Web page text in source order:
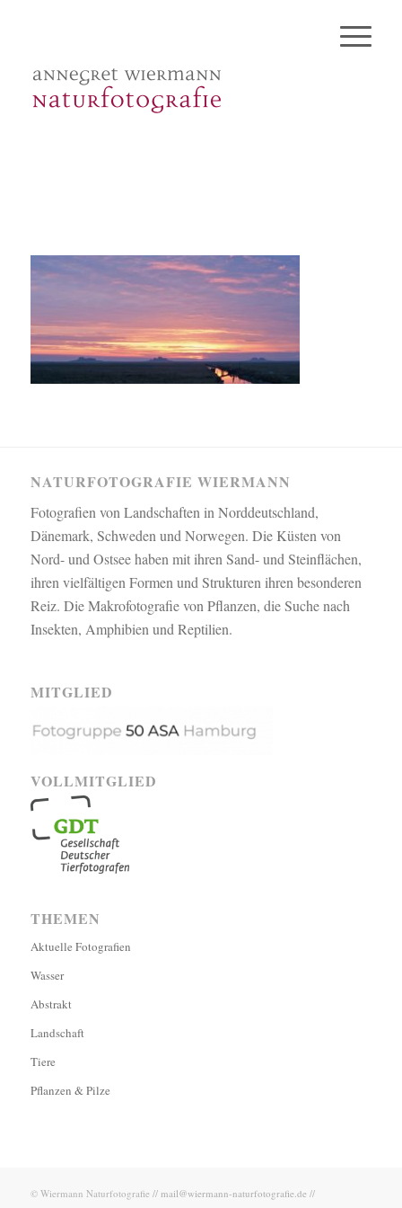
NATURFOTOGRAFIE WIERMANN
Fotografien von Landschaften in Norddeutschland,
Dänemark, Schweden und Norwegen. Die Küsten von
Nord- und Ostsee haben mit ihren Sand- und Steinflächen,
ihren vielfältigen Formen und Strukturen ihren besonderen
Reiz. Die Makrofotografie von Pflanzen, die Suche nach
Insekten, Amphibien und Reptilien.
MITGLIED
VOLLMITGLIED
THEMEN
Aktuelle Fotografien
Wasser
Abstrakt
Landschaft
Tiere
Pflanzen & Pilze
© Wiermann Naturfotografie // mail@wiermann-naturfotografie.de//